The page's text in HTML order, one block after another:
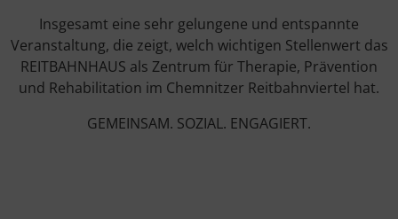
Insgesamt eine sehr gelungene und entspannte
Veranstaltung, die zeigt, welch wichtigen Stellenwert das
REITBAHNHAUS als Zentrum für Therapie, Prävention
und Rehabilitation im Chemnitzer Reitbahnviertel hat.
GEMEINSAM. SOZIAL. ENGAGIERT.